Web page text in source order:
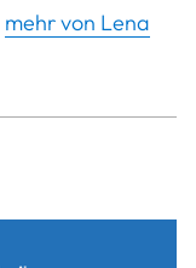
mehr von Lena